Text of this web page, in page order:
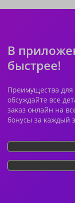
В
быстрее!
Преимущества для
обсуждайте все
заказ онлайн на
бонусы за каждый